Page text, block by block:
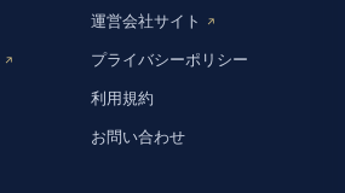
↗
運営会社サイト ↗
プライバシーポリシー
利用規約
お問い合わせ